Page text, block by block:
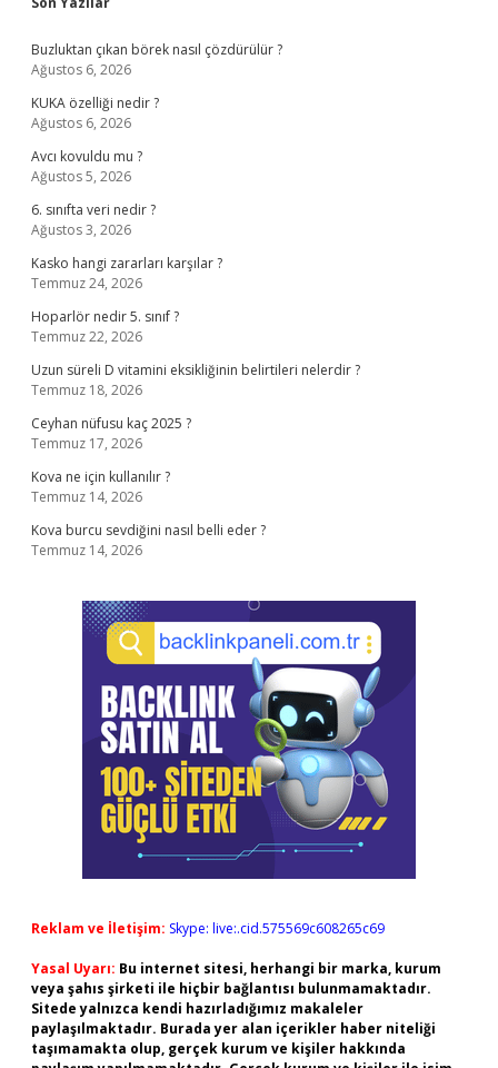
Sidebar
Buzluktan çıkan börek nasıl çözdürülür ?
Ağustos 6, 2026
KUKA özelliği nedir ?
Ağustos 6, 2026
Avcı kovuldu mu ?
Ağustos 5, 2026
6. sınıfta veri nedir ?
Ağustos 3, 2026
Kasko hangi zararları karşılar ?
Temmuz 24, 2026
Hoparlör nedir 5. sınıf ?
Temmuz 22, 2026
Uzun süreli D vitamini eksikliğinin belirtileri nelerdir ?
Temmuz 18, 2026
Ceyhan nüfusu kaç 2025 ?
Temmuz 17, 2026
Kova ne için kullanılır ?
Temmuz 14, 2026
Kova burcu sevdiğini nasıl belli eder ?
Temmuz 14, 2026
Reklam ve İletişim: Skype: live:.cid.575569c608265c69
Yasal Uyarı: Bu internet sitesi, herhangi bir marka, kurum
veya şahıs şirketi ile hiçbir bağlantısı bulunmamaktadır.
Sitede yalnızca kendi hazırladığımız makaleler
paylaşılmaktadır. Burada yer alan içerikler haber niteliği
taşımamakta olup, gerçek kurum ve kişiler hakkında